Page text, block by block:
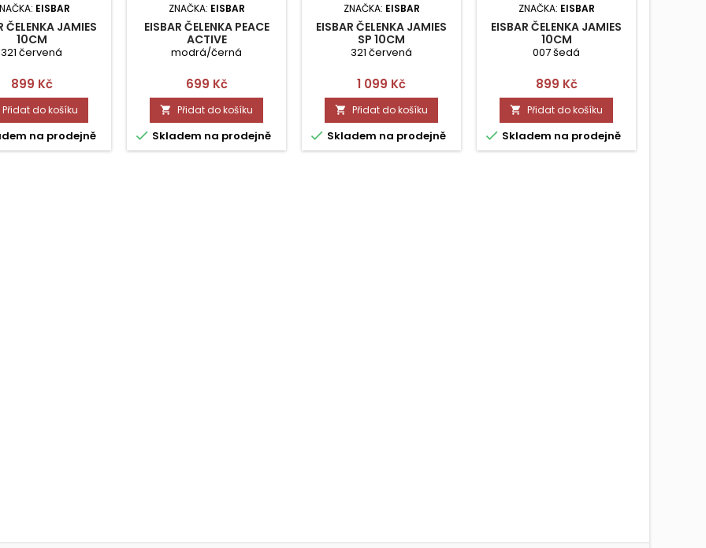
EISBAR
ČELENKA JAMIES
10CM
321 červená
Cena
899 Kč
Přidat do košíku
na prodejně
ZNAČKA: EISBAR
EISBAR ČELENKA PEACE
ACTIVE
modrá/černá
Cena
699 Kč
 Přidat do košíku
 Skladem na prodejně
ZNAČKA: EISBAR
EISBAR ČELENKA JAMIES
SP 10CM
321 červená
Cena
1 099 Kč
 Přidat do košíku
 Skladem na prodejně
ZNAČKA: EISBAR
EISBAR ČELENKA JAMIES
10CM
007 šedá
Cena
899 Kč
 Přidat do košíku
 Skladem na prodejně